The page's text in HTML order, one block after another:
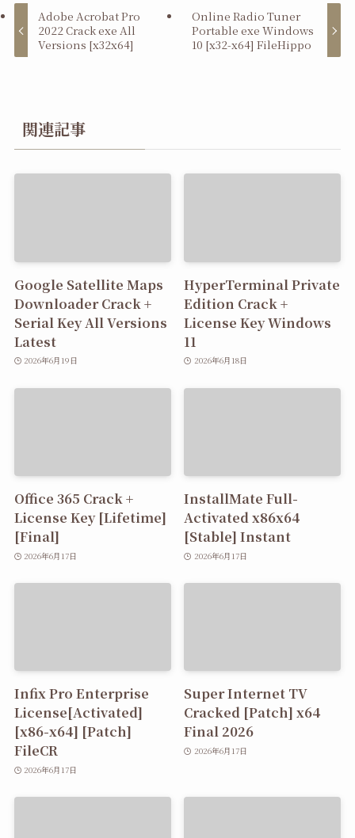
Adobe Acrobat Pro
2022 Crack exe All
Versions [x32x64]
Online Radio Tuner
Portable exe Windows
10 [x32-x64] FileHippo
関連記事
Google Satellite Maps
Downloader Crack +
Serial Key All Versions
Latest
2026年6月19日
HyperTerminal Private
Edition Crack +
License Key Windows
11
2026年6月18日
Office 365 Crack +
License Key [Lifetime]
[Final]
2026年6月17日
InstallMate Full-
Activated x86x64
[Stable] Instant
2026年6月17日
Infix Pro Enterprise
License[Activated]
[x86-x64] [Patch]
FileCR
2026年6月17日
Super Internet TV
Cracked [Patch] x64
Final 2026
2026年6月17日